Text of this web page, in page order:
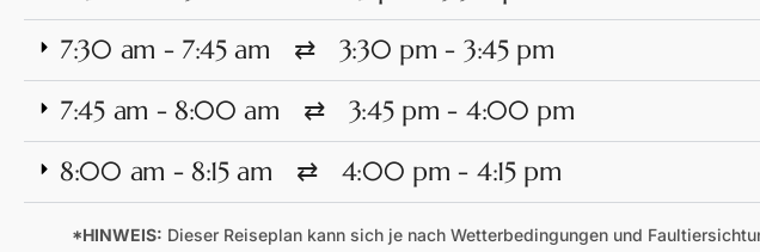
7:30 am - 7:45 am ⇄ 3:30 pm - 3:45 pm
7:45 am - 8:00 am ⇄ 3:45 pm - 4:00 pm
8:00 am - 8:15 am ⇄ 4:00 pm - 4:15 pm
*HINWEIS: Dieser Reiseplan kann sich je nach Wetterbedingungen und